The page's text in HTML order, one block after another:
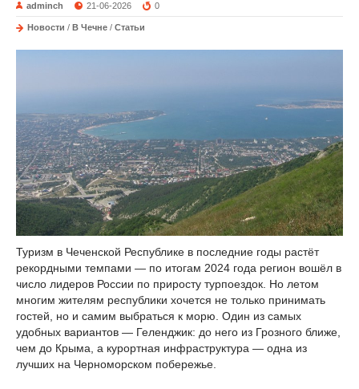
adminch 21-06-2026 0
Новости / В Чечне / Статьи
Туризм в Чеченской Республике в последние годы растёт
рекордными темпами — по итогам 2024 года регион вошёл в
число лидеров России по приросту турпоездок. Но летом
многим жителям республики хочется не только принимать
гостей, но и самим выбраться к морю. Один из самых
удобных вариантов — Геленджик: до него из Грозного ближе,
чем до Крыма, а курортная инфраструктура — одна из
лучших на Черноморском побережье.